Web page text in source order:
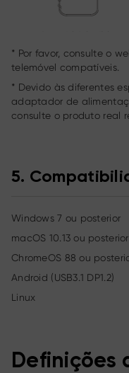
* Por favor, consulte o
telemóvel compatíveis.
* Devido às diferentes
adaptador de
consulte o produto real
5.
Windows 7 ou posterior
macOS 10.13 ou posterior
ChromeOS 88 ou
Android (USB3.1 DP1.2)
Linux
Definições